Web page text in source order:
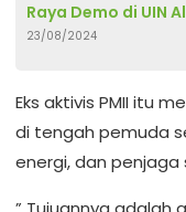
Raya Demo di UIN
depan Gedung
23/08/2024
Eks aktivis PMII itu
di tengah pemuda
energi, dan